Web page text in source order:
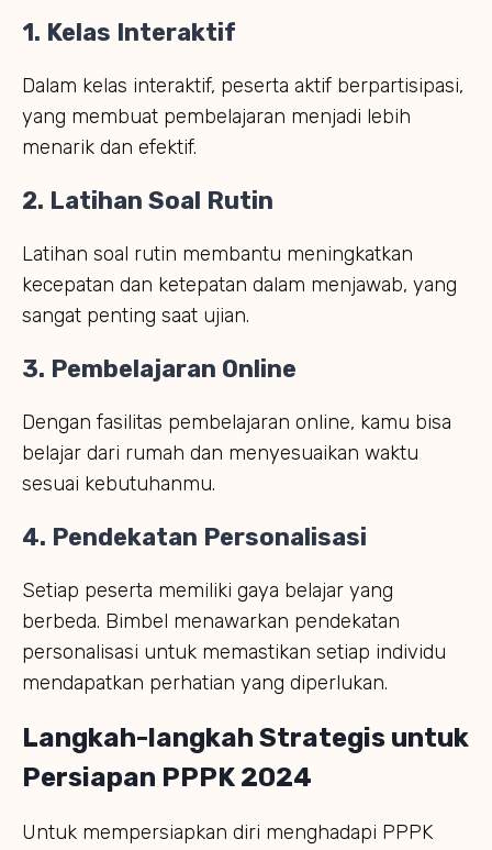
1. Kelas Interaktif
Dalam kelas interaktif, peserta aktif berpartisipasi,
yang membuat pembelajaran menjadi lebih
menarik dan efektif.
2. Latihan Soal Rutin
Latihan soal rutin membantu meningkatkan
kecepatan dan ketepatan dalam menjawab, yang
sangat penting saat ujian.
3. Pembelajaran Online
Dengan fasilitas pembelajaran online, kamu bisa
belajar dari rumah dan menyesuaikan waktu
sesuai kebutuhanmu.
4. Pendekatan Personalisasi
Setiap peserta memiliki gaya belajar yang
berbeda. Bimbel menawarkan pendekatan
personalisasi untuk memastikan setiap individu
mendapatkan perhatian yang diperlukan.
Langkah-langkah Strategis untuk
Persiapan PPPK 2024
Untuk mempersiapkan diri menghadapi PPPK